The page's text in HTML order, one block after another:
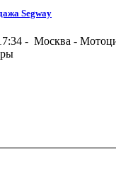
Segway
- Москва -